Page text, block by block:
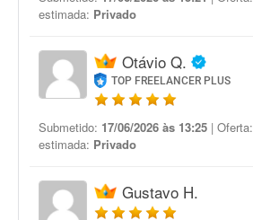
estimada: Privado
Otávio Q.
TOP FREELANCER PLUS
Submetido: 17/06/2026 às 13:25 | Oferta:
estimada: Privado
Gustavo H.